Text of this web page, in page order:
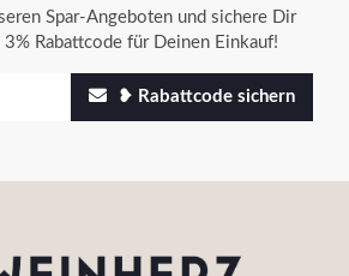
Spar-Angeboten und sichere Dir
3% Rabattcode für Deinen Einkauf!
❥ Rabattcode sichern